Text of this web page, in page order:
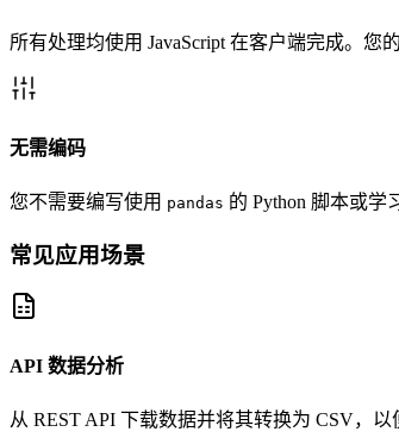
所有处理均使用 JavaScript 在客户端完成。您
无需编码
您不需要编写使用 pandas 的 Python 脚本或学
常见应用场景
API 数据分析
从 REST API 下载数据并将其转换为 CSV，